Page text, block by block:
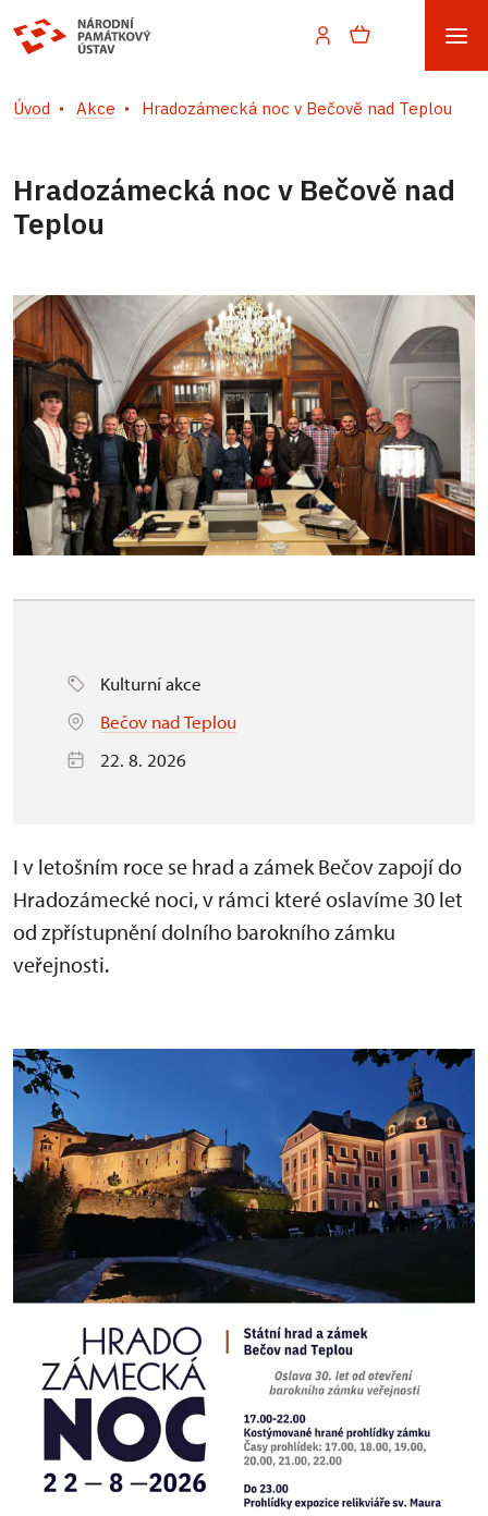
Úvod Akce Hradozámecká noc v Bečově nad Teplou
Hradozámecká noc v Bečově nad
Teplou
Kulturní akce
Bečov nad Teplou
22. 8. 2026
I v letošním roce se hrad a zámek Bečov zapojí do
Hradozámecké noci, v rámci které oslavíme 30 let
od zpřístupnění dolního barokního zámku
veřejnosti.